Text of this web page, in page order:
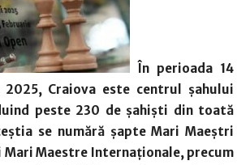
În perioada 14
Craiova este centrul șahului
peste 230 de șahiști din toată
se numără șapte Mari Maeștri
Maestre Internaționale, precum